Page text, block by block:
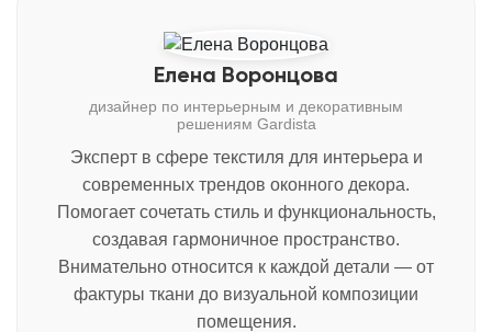
Елена Воронцова
дизайнер по интерьерным и декоративным
решениям Gardista
Эксперт в сфере текстиля для интерьера и
современных трендов оконного декора.
Помогает сочетать стиль и функциональность,
создавая гармоничное пространство.
Внимательно относится к каждой детали — от
фактуры ткани до визуальной композиции
помещения.